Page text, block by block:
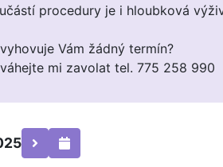
procedury je i hloubková
Vám žádný termín?
mi zavolat tel. 775 258 990